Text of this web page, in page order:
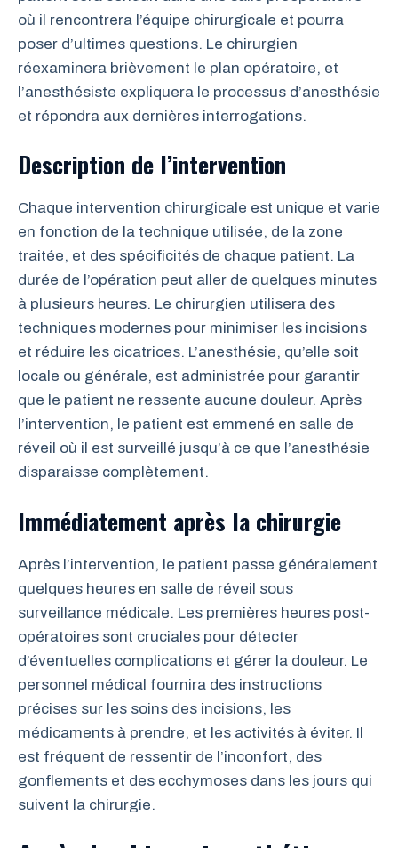
où il rencontrera l’équipe chirurgicale et pourra
poser d’ultimes questions. Le chirurgien
réexaminera brièvement le plan opératoire, et
l’anesthésiste expliquera le processus d’anesthésie
et répondra aux dernières interrogations.
Description de l’intervention
Chaque intervention chirurgicale est unique et varie
en fonction de la technique utilisée, de la zone
traitée, et des spécificités de chaque patient. La
durée de l’opération peut aller de quelques minutes
à plusieurs heures. Le chirurgien utilisera des
techniques modernes pour minimiser les incisions
et réduire les cicatrices. L’anesthésie, qu’elle soit
locale ou générale, est administrée pour garantir
que le patient ne ressente aucune douleur. Après
l’intervention, le patient est emmené en salle de
réveil où il est surveillé jusqu’à ce que l’anesthésie
disparaisse complètement.
Immédiatement après la chirurgie
Après l’intervention, le patient passe généralement
quelques heures en salle de réveil sous
surveillance médicale. Les premières heures post-
opératoires sont cruciales pour détecter
d’éventuelles complications et gérer la douleur. Le
personnel médical fournira des instructions
précises sur les soins des incisions, les
médicaments à prendre, et les activités à éviter. Il
est fréquent de ressentir de l’inconfort, des
gonflements et des ecchymoses dans les jours qui
suivent la chirurgie.